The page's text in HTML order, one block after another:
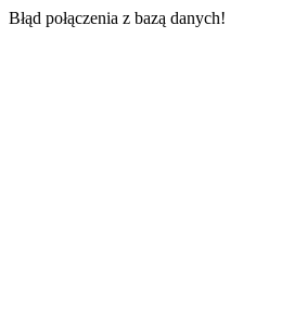
Błąd połączenia z bazą danych!